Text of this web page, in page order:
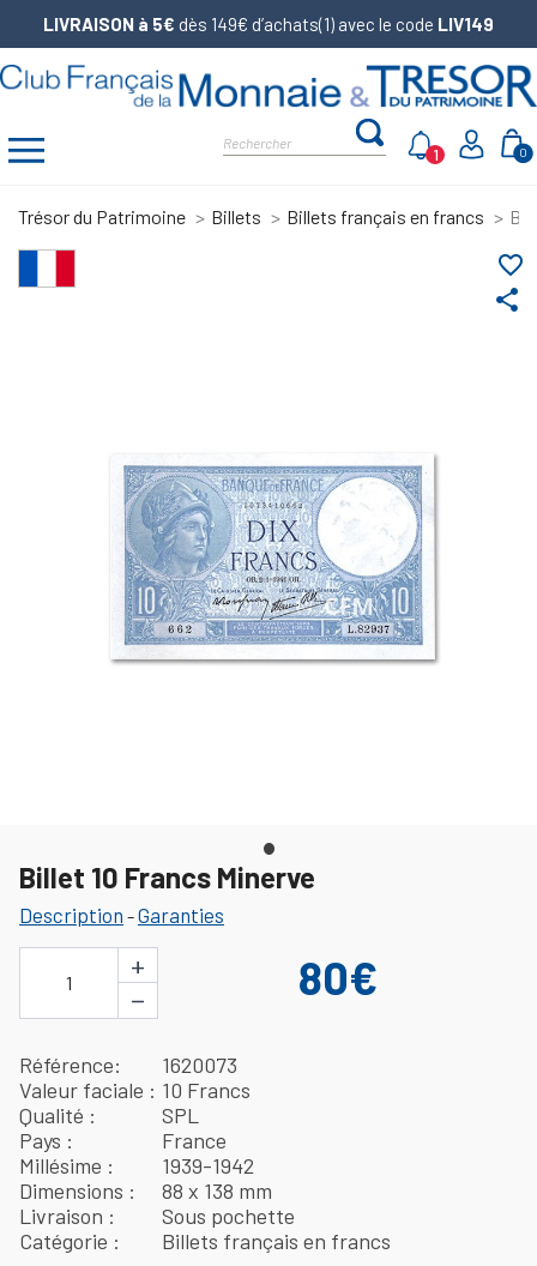
LIVRAISON à 5€ dès 149€ d’achats(1) avec le code LIV149
0
1
Trésor du Patrimoine Billets Billets français en francs
share
favorite_border
Billet 10 Francs Minerve
Description -Garanties
1
+
−
80€
Référence
1620073
Valeur faciale
10 Francs
Qualité
SPL
Pays
France
Millésime
1939-1942
Dimensions
88 x 138 mm
Livraison
Sous pochette
Catégorie
Billets français en francs